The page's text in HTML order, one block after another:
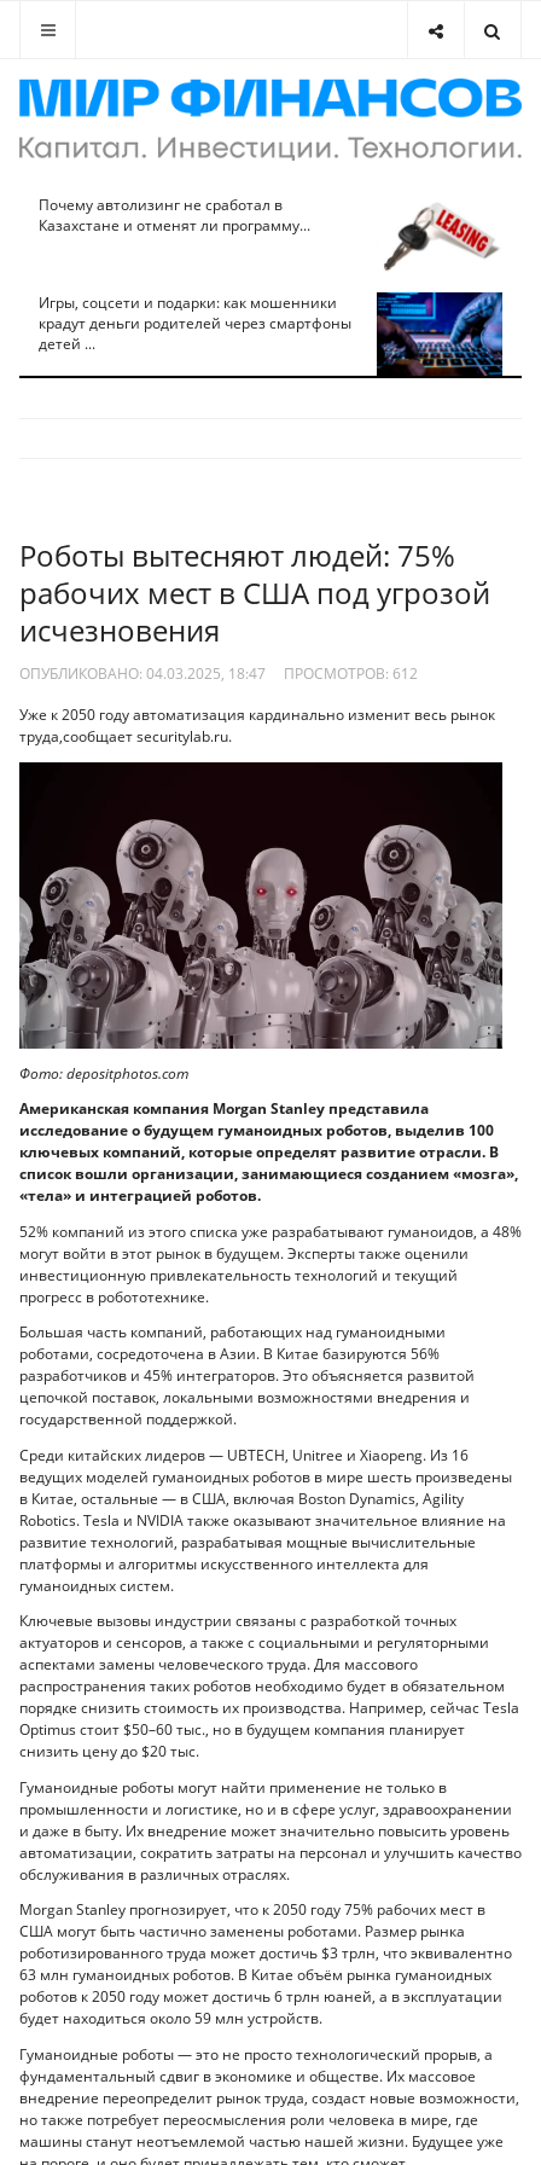
Почему автолизинг не сработал в
Казахстане и отменят ли программу...
Игры, соцсети и подарки: как мошенники
крадут деньги родителей через смартфоны
детей ...
Роботы вытесняют людей: 75%
рабочих мест в США под угрозой
исчезновения
ОПУБЛИКОВАНО: 04.03.2025, 18:47 ПРОСМОТРОВ: 612
Уже к 2050 году автоматизация кардинально изменит весь рынок
труда,сообщает securitylab.ru.
Фото: depositphotos.com
Американская компания Morgan Stanley представила
исследование о будущем гуманоидных роботов, выделив 100
ключевых компаний, которые определят развитие отрасли. В
список вошли организации, занимающиеся созданием «мозга»,
«тела» и интеграцией роботов.
52% компаний из этого списка уже разрабатывают гуманоидов, а 48%
могут войти в этот рынок в будущем. Эксперты также оценили
инвестиционную привлекательность технологий и текущий
прогресс в робототехнике.
Большая часть компаний, работающих над гуманоидными
роботами, сосредоточена в Азии. В Китае базируются 56%
разработчиков и 45% интеграторов. Это объясняется развитой
цепочкой поставок, локальными возможностями внедрения и
государственной поддержкой.
Среди китайских лидеров — UBTECH, Unitree и Xiaopeng. Из 16
ведущих моделей гуманоидных роботов в мире шесть произведены
в Китае, остальные — в США, включая Boston Dynamics, Agility
Robotics. Tesla и NVIDIA также оказывают значительное влияние на
развитие технологий, разрабатывая мощные вычислительные
платформы и алгоритмы искусственного интеллекта для
гуманоидных систем.
Ключевые вызовы индустрии связаны с разработкой точных
актуаторов и сенсоров, а также с социальными и регуляторными
аспектами замены человеческого труда. Для массового
распространения таких роботов необходимо будет в обязательном
порядке снизить стоимость их производства. Например, сейчас Tesla
Optimus стоит $50–60 тыс., но в будущем компания планирует
снизить цену до $20 тыс.
Гуманоидные роботы могут найти применение не только в
промышленности и логистике, но и в сфере услуг, здравоохранении
и даже в быту. Их внедрение может значительно повысить уровень
автоматизации, сократить затраты на персонал и улучшить качество
обслуживания в различных отраслях.
Morgan Stanley прогнозирует, что к 2050 году 75% рабочих мест в
США могут быть частично заменены роботами. Размер рынка
роботизированного труда может достичь $3 трлн, что эквивалентно
63 млн гуманоидных роботов. В Китае объём рынка гуманоидных
роботов к 2050 году может достичь 6 трлн юаней, а в эксплуатации
будет находиться около 59 млн устройств.
Гуманоидные роботы — это не просто технологический прорыв, а
фундаментальный сдвиг в экономике и обществе. Их массовое
внедрение переопределит рынок труда, создаст новые возможности,
но также потребует переосмысления роли человека в мире, где
машины станут неотъемлемой частью нашей жизни. Будущее уже